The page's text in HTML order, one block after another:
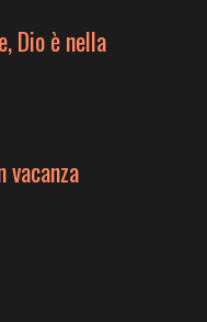
Dio è nella